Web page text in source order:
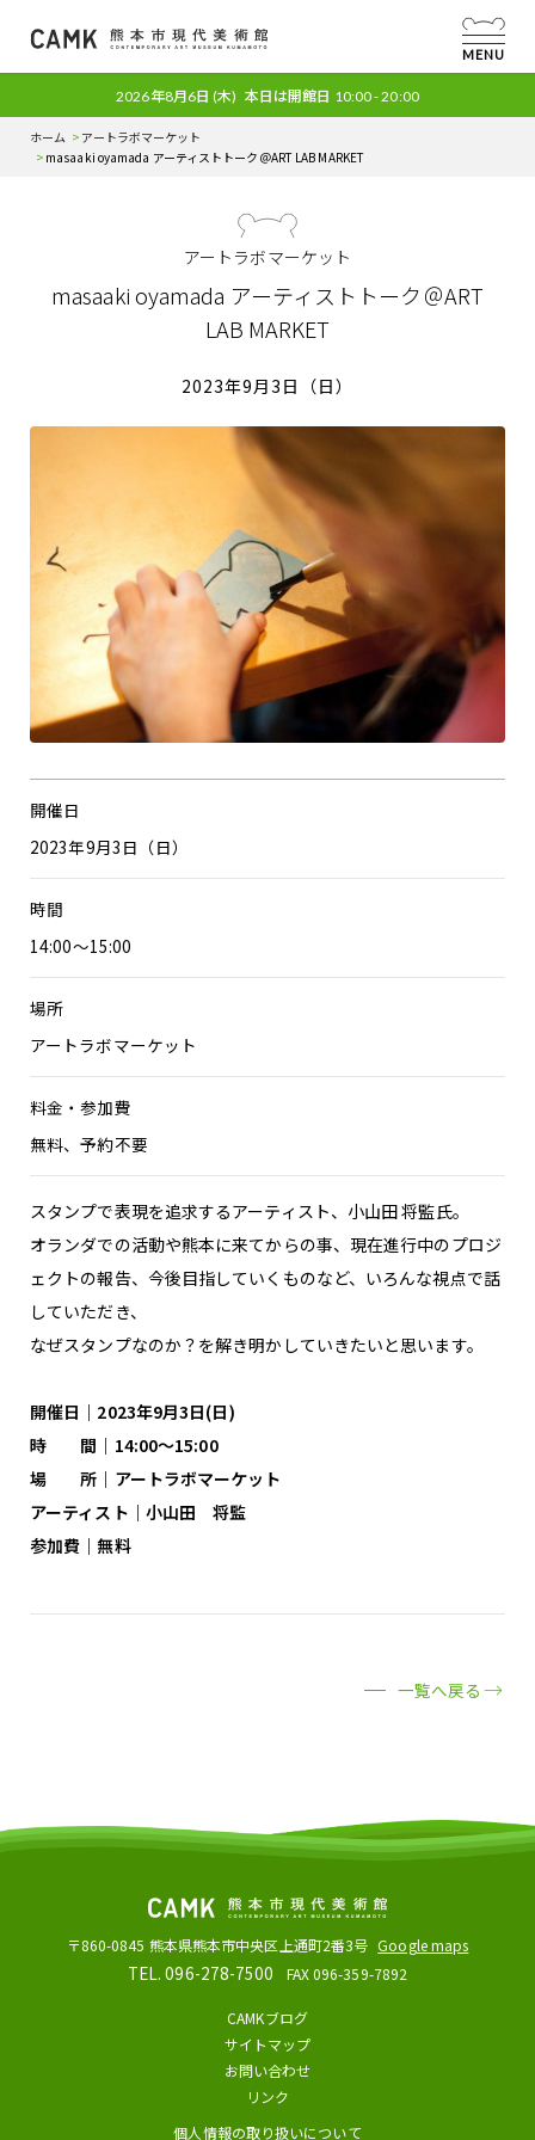
MENU
2026年8月6日 (木) 本日は開館日 10:00 - 20:00
ホーム
アートラボマーケット
masaaki oyamada アーティストトーク＠ART LAB MARKET
アートラボマーケット
masaaki oyamada アーティストトーク＠ART
LAB MARKET
2023年9月3日（日）
開催日
2023年9月3日（日）
時間
14:00～15:00
場所
アートラボマーケット
料金・参加費
無料、予約不要
スタンプで表現を追求するアーティスト、小山田 将監氏。
オランダでの活動や熊本に来てからの事、現在進行中のプロジ
ェクトの報告、今後目指していくものなど、いろんな視点で話
していただき、
なぜスタンプなのか？を解き明かしていきたいと思います。
開催日 ｜2023年9月3日(日)
時 間｜14:00～15:00
場 所｜アートラボマーケット
アーティスト ｜小山田 将監
参加費 ｜無料
一覧へ戻る
〒860-0845 熊本県熊本市中央区上通町2番3号 Google maps
TEL. 096-278-7500 FAX 096-359-7892
CAMKブログ
サイトマップ
お問い合わせ
リンク
個人情報の取り扱いについて